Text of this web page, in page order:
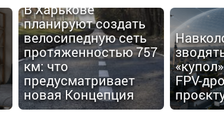
В Харькове
планируют создать
велосипедную сеть
протяженностью 757
км: что
предусматривает
новая Концепция
FPV-